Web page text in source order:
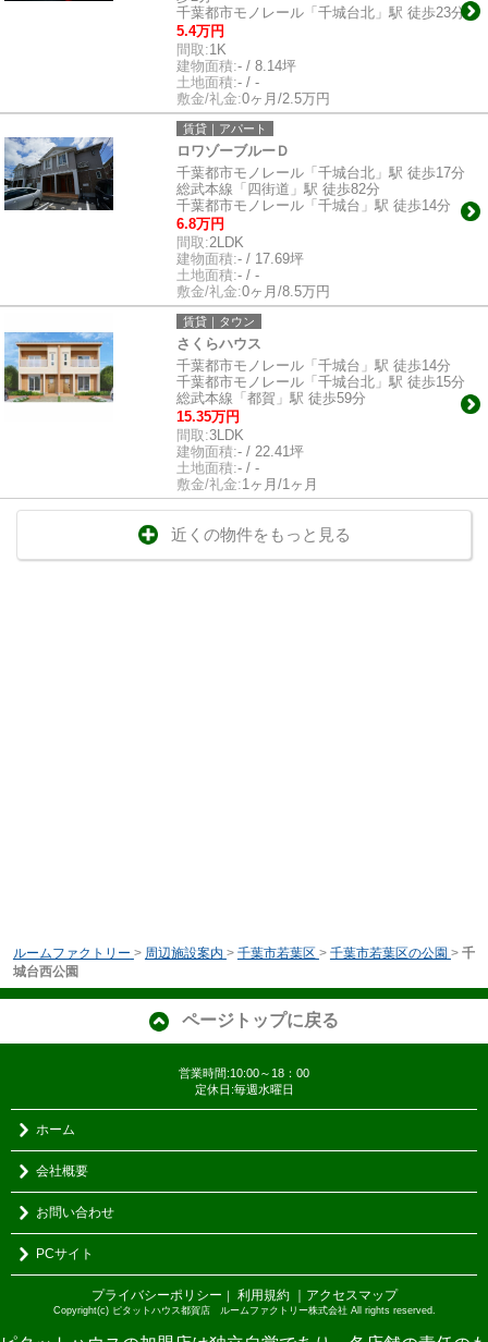
千葉都市モノレール「千城台北」駅 徒歩23分
5.4万円
間取:1K
建物面積:- / 8.14坪
土地面積:- / -
敷金/礼金:0ヶ月/2.5万円
賃貸｜アパート
ロワゾーブルーＤ
千葉都市モノレール「千城台北」駅 徒歩17分
総武本線「四街道」駅 徒歩82分
千葉都市モノレール「千城台」駅 徒歩14分
6.8万円
間取:2LDK
建物面積:- / 17.69坪
土地面積:- / -
敷金/礼金:0ヶ月/8.5万円
賃貸｜タウン
さくらハウス
千葉都市モノレール「千城台」駅 徒歩14分
千葉都市モノレール「千城台北」駅 徒歩15分
総武本線「都賀」駅 徒歩59分
15.35万円
間取:3LDK
建物面積:- / 22.41坪
土地面積:- / -
敷金/礼金:1ヶ月/1ヶ月
近くの物件をもっと見る
ルームファクトリー > 周辺施設案内 > 千葉市若葉区 > 千葉市若葉区の公園 > 千
城台西公園
ページトップに戻る
営業時間:10:00～18：00
定休日:毎週水曜日
ホーム
会社概要
お問い合わせ
PCサイト
プライバシーポリシー ｜ 利用規約 ｜アクセスマップ
Copyright(c) ピタットハウス都賀店 ルームファクトリー株式会社 All rights reserved.